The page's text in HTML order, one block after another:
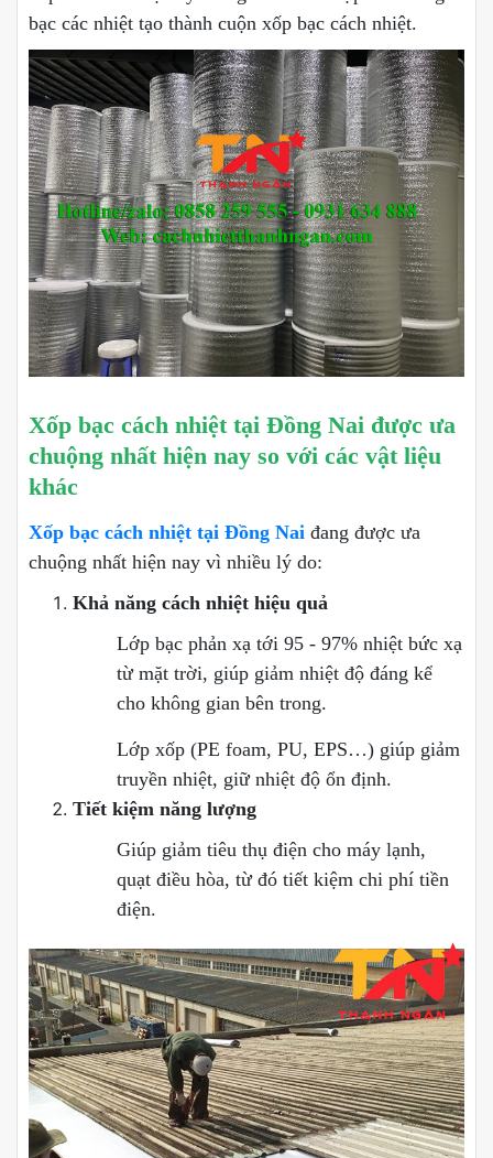
bạc các nhiệt tạo thành cuộn xốp bạc cách nhiệt.
Xốp bạc cách nhiệt tại Đồng Nai được ưa
chuộng nhất hiện nay so với các vật liệu
khác
Xốp bạc cách nhiệt tại Đồng Nai đang được ưa
chuộng nhất hiện nay vì nhiều lý do:
Khả năng cách nhiệt hiệu quả
Lớp bạc phản xạ tới 95 - 97% nhiệt bức xạ
từ mặt trời, giúp giảm nhiệt độ đáng kể
cho không gian bên trong.
Lớp xốp (PE foam, PU, EPS…) giúp giảm
truyền nhiệt, giữ nhiệt độ ổn định.
Tiết kiệm năng lượng
Giúp giảm tiêu thụ điện cho máy lạnh,
quạt điều hòa, từ đó tiết kiệm chi phí tiền
điện.